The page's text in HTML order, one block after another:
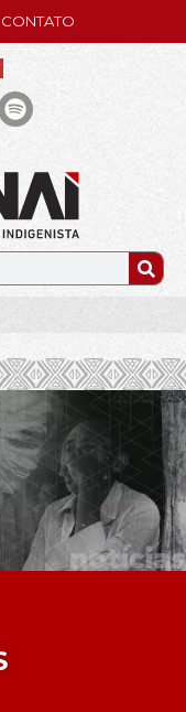
CONTATO